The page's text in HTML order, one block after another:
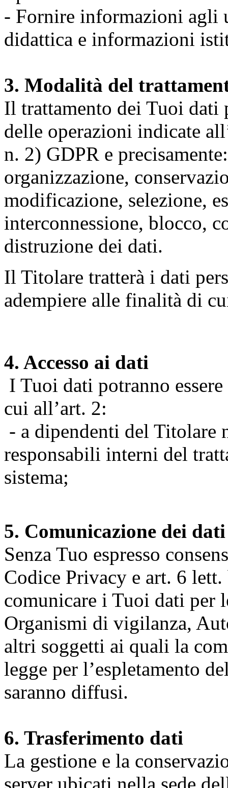
- Fornire informazioni agli
didattica e informazioni
3. Modalità del
Il trattamento dei Tuoi dati
delle operazioni indicate
n. 2) GDPR e
organizzazione,
modificazione, selezione,
interconnessione, blocco,
distruzione dei dati.
Il Titolare tratterà i dati
adempiere alle finalità di
4. Accesso ai dati
I Tuoi dati potranno
cui all’art. 2:
- a dipendenti del Titolare
responsabili interni del
sistema;
5. Comunicazione dei dati
Senza Tuo espresso
Codice Privacy e art. 6
comunicare i Tuoi dati per
Organismi di vigilanza,
altri soggetti ai quali la
legge per l’espletamento
saranno diffusi.
6. Trasferimento dati
La gestione e la